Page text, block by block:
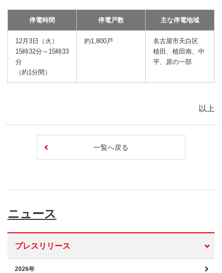
停電時間 停電戸数 主な停電地域
12月3日（火）
15時32分～15時33
分
（約1分間）
約1,800戸
名古屋市天白区
植田、植田南、中
平、原の一部
以上
一覧へ戻る
ニュース
プレスリリース
2026年